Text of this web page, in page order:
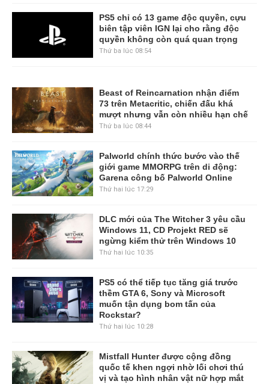
PS5 chỉ có 13 game độc quyền, cựu
biên tập viên IGN lại cho rằng độc
quyền không còn quá quan trọng
Thứ ba lúc 08:54
Beast of Reincarnation nhận điểm
73 trên Metacritic, chiến đấu khá
mượt nhưng vẫn còn nhiều hạn chế
Thứ ba lúc 08:44
Palworld chính thức bước vào thế
giới game MMORPG trên di động:
Garena công bố Palworld Online
Thứ hai lúc 17:29
DLC mới của The Witcher 3 yêu cầu
Windows 11, CD Projekt RED sẽ
ngừng kiểm thử trên Windows 10
Thứ hai lúc 10:35
PS5 có thể tiếp tục tăng giá trước
thềm GTA 6, Sony và Microsoft
muốn tận dụng bom tấn của
Rockstar?
Thứ hai lúc 10:28
Mistfall Hunter được cộng đồng
quốc tế khen ngợi nhờ lối chơi thú
vị và tạo hình nhân vật nữ hợp mắt